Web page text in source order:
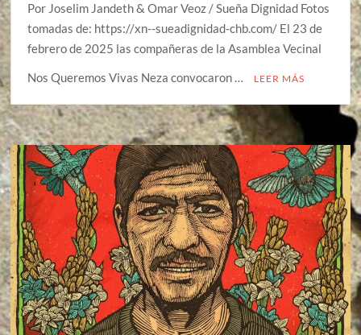
Por Joselim Jandeth & Omar Veoz / Sueña Dignidad Fotos
tomadas de: https://xn--sueadignidad-chb.com/ El 23 de
febrero de 2025 las compañeras de la Asamblea Vecinal
Nos Queremos Vivas Neza convocaron …
LEER MÁS